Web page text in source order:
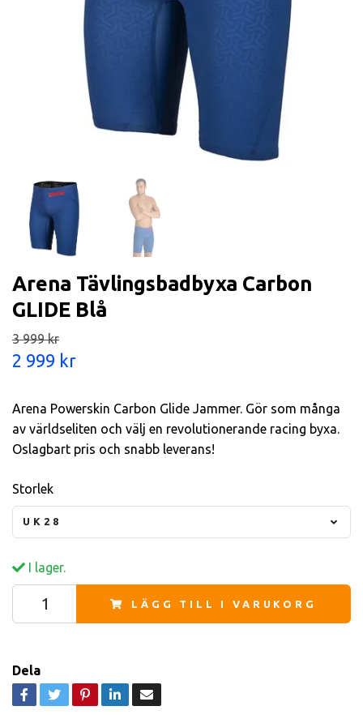
Arena Tävlingsbadbyxa Carbon
GLIDE Blå
3 999 kr
2 999 kr
Arena Powerskin Carbon Glide Jammer. Gör som många
av världseliten och välj en revolutionerande racing byxa.
Oslagbart pris och snabb leverans!
Storlek
UK28
I lager.
LÄGG TILL I VARUKORG
Dela